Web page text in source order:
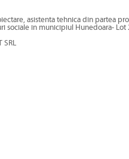
asistenta tehnica din partea
sociale in municipiul Hunedoara- Lot
SRL